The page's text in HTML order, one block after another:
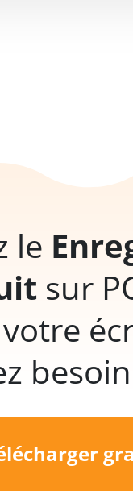
le
sur